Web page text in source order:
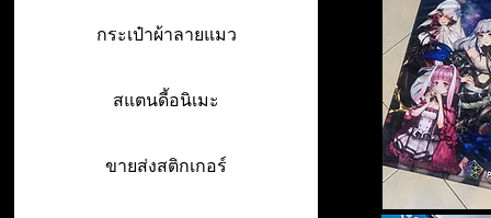
กระเป๋าผ้าลายแมว
สแตนดี้อนิเมะ
ขายส่งสติกเกอร์